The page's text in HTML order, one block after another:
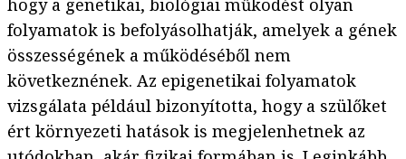
hogy a genetikai, biológiai működést olyan
folyamatok is befolyásolhatják, amelyek a gének
összességének a működéséből nem
következnének. Az epigenetikai folyamatok
vizsgálata például bizonyította, hogy a szülőket
ért környezeti hatások is megjelenhetnek az